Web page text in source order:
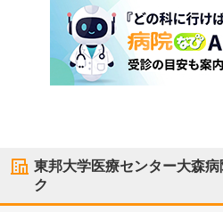
東邦大学医療センター大森病
ク